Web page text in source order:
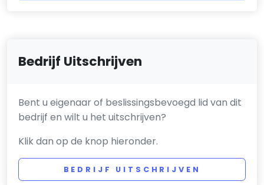
Bedrijf Uitschrijven
Bent u eigenaar of beslissingsbevoegd lid van dit
bedrijf en wilt u het uitschrijven?
Klik dan op de knop hieronder.
BEDRIJF UITSCHRIJVEN